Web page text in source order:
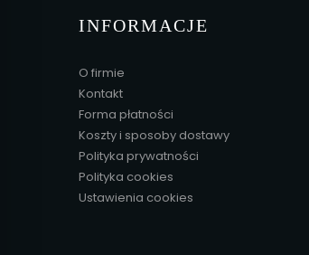
INFORMACJE
O firmie
Kontakt
Forma płatności
Koszty i sposoby dostawy
Polityka prywatności
Polityka cookies
Ustawienia cookies